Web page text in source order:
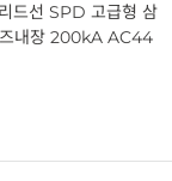
선 SPD 고급형 삼
내장 200kA AC44